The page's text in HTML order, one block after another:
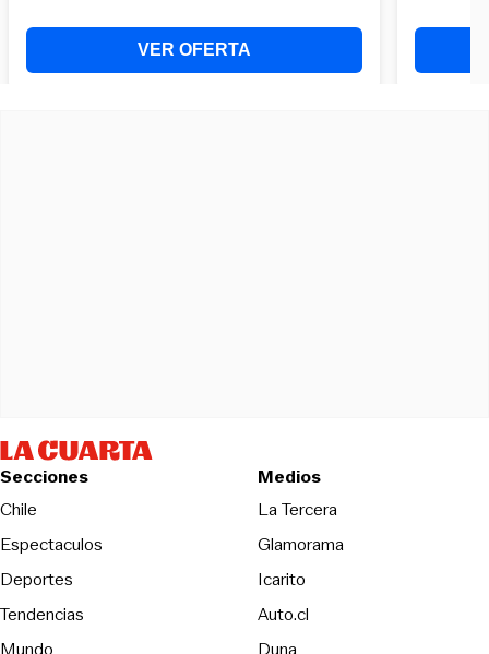
Secciones
Chile
Espectaculos
Deportes
Tendencias
Mundo
Medios
La TerceraOpens in new
Glamorama
Icarito
Auto.cl
Duna